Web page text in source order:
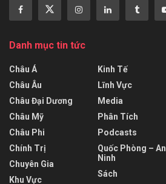
Danh mục tin tức
Châu Á
Châu Âu
Châu Đại Dương
Châu Mỹ
Châu Phi
Chính Trị
Chuyên Gia
Khu Vực
Kinh Tế
Lĩnh Vực
Media
Phân Tích
Podcasts
Quốc Phòng – An
Ninh
Sách